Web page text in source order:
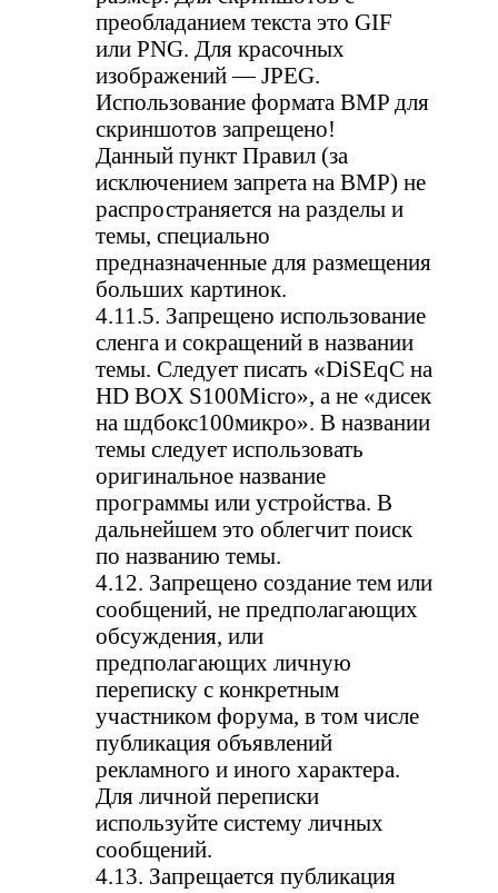
преобладанием текста это GIF
или PNG. Для красочных
изображений — JPEG.
Использование формата BMP для
скриншотов запрещено!
Данный пункт Правил (за
исключением запрета на BMP) не
распространяется на разделы и
темы, специально
предназначенные для размещения
больших картинок.
4.11.5. Запрещено использование
сленга и сокращений в названии
темы. Следует писать «DiSEqC на
HD BOX S100Micro», а не «дисек
на шдбокс100микро». В названии
темы следует использовать
оригинальное название
программы или устройства. В
дальнейшем это облегчит поиск
по названию темы.
4.12. Запрещено создание тем или
сообщений, не предполагающих
обсуждения, или
предполагающих личную
переписку с конкретным
участником форума, в том числе
публикация объявлений
рекламного и иного характера.
Для личной переписки
используйте систему личных
сообщений.
4.13. Запрещается публикация